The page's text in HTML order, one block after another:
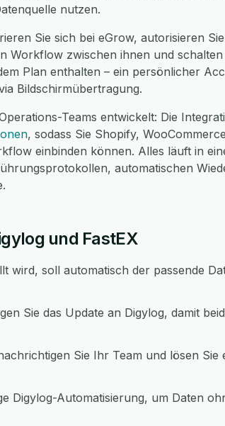
nutzen.
Sie sich bei eGrow, autorisieren
Workflow zwischen ihnen und schalten
Plan enthalten – ein persönlicher
Bildschirmübertragung.
Teams entwickelt: Die
, sodass Sie Shopify,
einbinden können. Alles läuft in
automatischen
und FastEX
wird, soll automatisch der passende
Sie das Update an Digylog, damit
Sie Ihr Team und lösen Sie
Digylog-Automatisierung, um Daten